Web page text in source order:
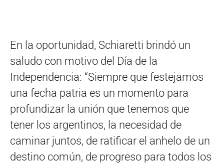
En la oportunidad, Schiaretti brindó un
saludo con motivo del Día de la
Independencia: “Siempre que festejamos
una fecha patria es un momento para
profundizar la unión que tenemos que
tener los argentinos, la necesidad de
caminar juntos, de ratificar el anhelo de un
destino común, de progreso para todos los